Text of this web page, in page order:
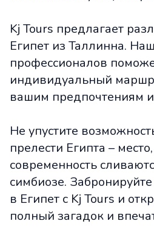
Kj Tours предлагает
Египет из Таллинна.
профессионалов
индивидуальный
вашим предпочтениям
Не упустите
прелести Египта –
современность
симбиозе.
в Египет с Kj Tours и
полный загадок и